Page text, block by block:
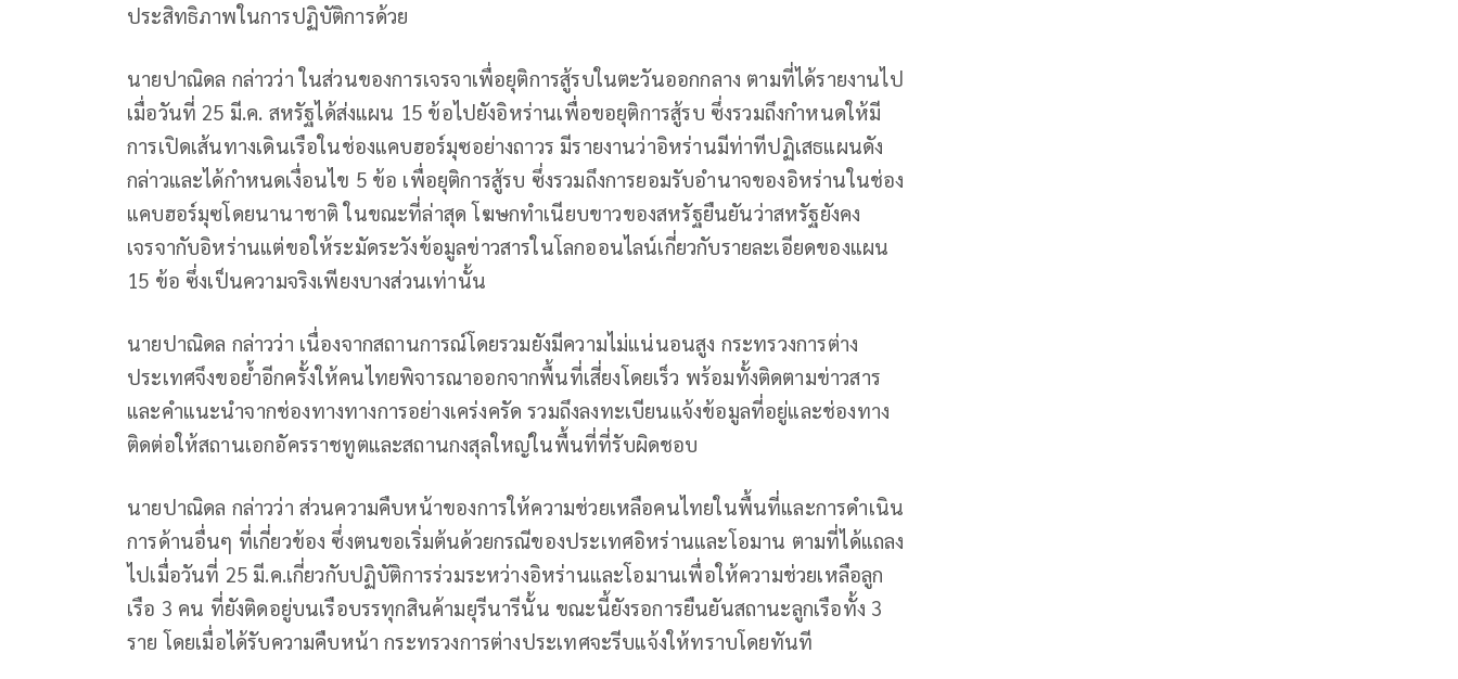
ประสิทธิภาพในการปฏิบัติการด้วย
นายปาณิดล กล่าวว่า ในส่วนของการเจรจาเพื่อยุติการสู้รบในตะวันออกกลาง ตามที่ได้รายงานไป
เมื่อวันที่ 25 มี.ค. สหรัฐได้ส่งแผน 15 ข้อไปยังอิหร่านเพื่อขอยุติการสู้รบ ซึ่งรวมถึงกำหนดให้มี
การเปิดเส้นทางเดินเรือในช่องแคบฮอร์มุซอย่างถาวร มีรายงานว่าอิหร่านมีท่าทีปฏิเสธแผนดัง
กล่าวและได้กำหนดเงื่อนไข 5 ข้อ เพื่อยุติการสู้รบ ซึ่งรวมถึงการยอมรับอำนาจของอิหร่านในช่อง
แคบฮอร์มุซโดยนานาชาติ ในขณะที่ล่าสุด โฆษกทำเนียบขาวของสหรัฐยืนยันว่าสหรัฐยังคง
เจรจากับอิหร่านแต่ขอให้ระมัดระวังข้อมูลข่าวสารในโลกออนไลน์เกี่ยวกับรายละเอียดของแผน
15 ข้อ ซึ่งเป็นความจริงเพียงบางส่วนเท่านั้น
นายปาณิดล กล่าวว่า เนื่องจากสถานการณ์โดยรวมยังมีความไม่แน่นอนสูง กระทรวงการต่าง
ประเทศจึงขอย้ำอีกครั้งให้คนไทยพิจารณาออกจากพื้นที่เสี่ยงโดยเร็ว พร้อมทั้งติดตามข่าวสาร
และคำแนะนำจากช่องทางทางการอย่างเคร่งครัด รวมถึงลงทะเบียนแจ้งข้อมูลที่อยู่และช่องทาง
ติดต่อให้สถานเอกอัครราชทูตและสถานกงสุลใหญ่ในพื้นที่ที่รับผิดชอบ
นายปาณิดล กล่าวว่า ส่วนความคืบหน้าของการให้ความช่วยเหลือคนไทยในพื้นที่และการดำเนิน
การด้านอื่นๆ ที่เกี่ยวข้อง ซึ่งตนขอเริ่มต้นด้วยกรณีของประเทศอิหร่านและโอมาน ตามที่ได้แถลง
ไปเมื่อวันที่ 25 มี.ค.เกี่ยวกับปฏิบัติการร่วมระหว่างอิหร่านและโอมานเพื่อให้ความช่วยเหลือลูก
เรือ 3 คน ที่ยังติดอยู่บนเรือบรรทุกสินค้ามยุรีนารีนั้น ขณะนี้ยังรอการยืนยันสถานะลูกเรือทั้ง 3
ราย โดยเมื่อได้รับความคืบหน้า กระทรวงการต่างประเทศจะรีบแจ้งให้ทราบโดยทันที